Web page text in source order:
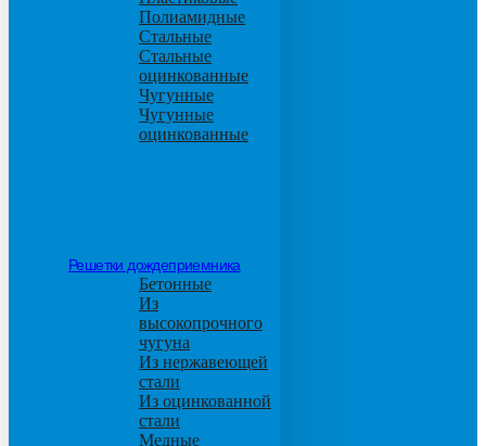
Полиамидные
Стальные
Стальные
оцинкованные
Чугунные
Чугунные
оцинкованные
Решетки дождеприемника
Бетонные
Из
высокопрочного
чугуна
Из нержавеющей
стали
Из оцинкованной
стали
Медные